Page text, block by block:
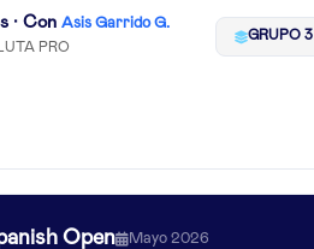
· Con Asis Garrido G.
PRO
GRUPO 3
Open Mayo 2026